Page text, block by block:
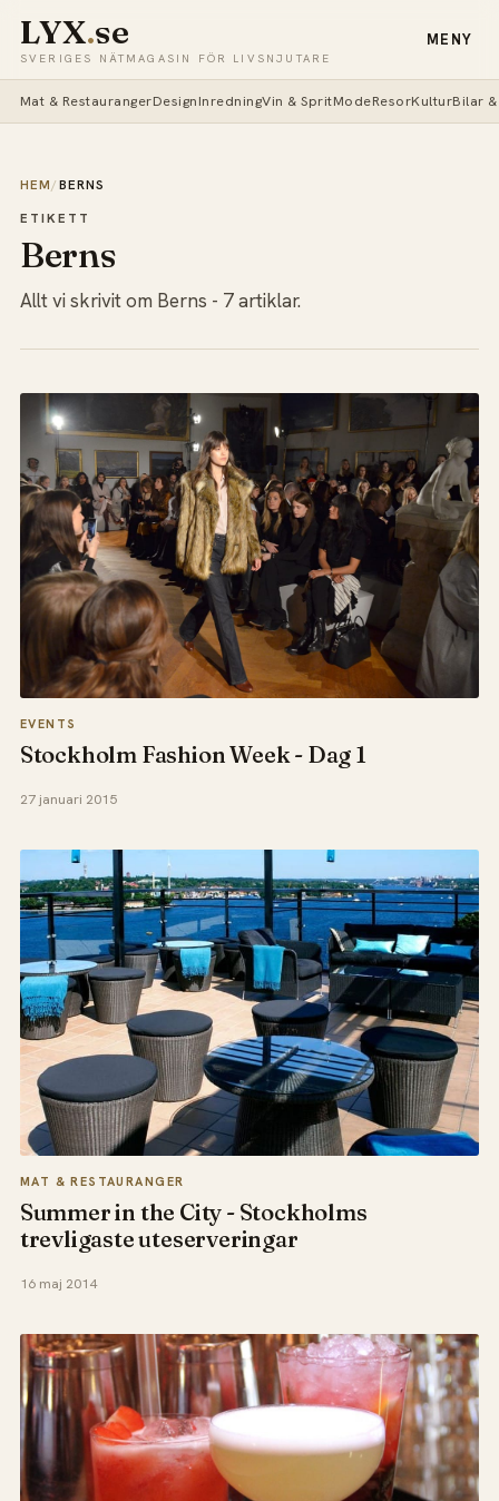
LYX.se
SVERIGES NÄTMAGASIN FÖR LIVSNJUTARE
MENY
Mat & RestaurangerDesignInredningVin & SpritModeResorKulturBilar
HEM / BERNS
ETIKETT
Berns
Allt vi skrivit om Berns - 7 artiklar.
EVENTS
Stockholm Fashion Week - Dag 1
27 januari 2015
MAT & RESTAURANGER
Summer in the City - Stockholms
trevligaste uteserveringar
16 maj 2014